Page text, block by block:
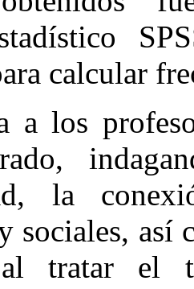
calcular
a los
la
sociales,
al tratar el